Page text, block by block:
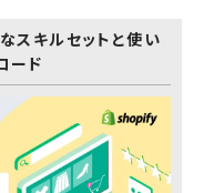
スキルセットと使い
ード